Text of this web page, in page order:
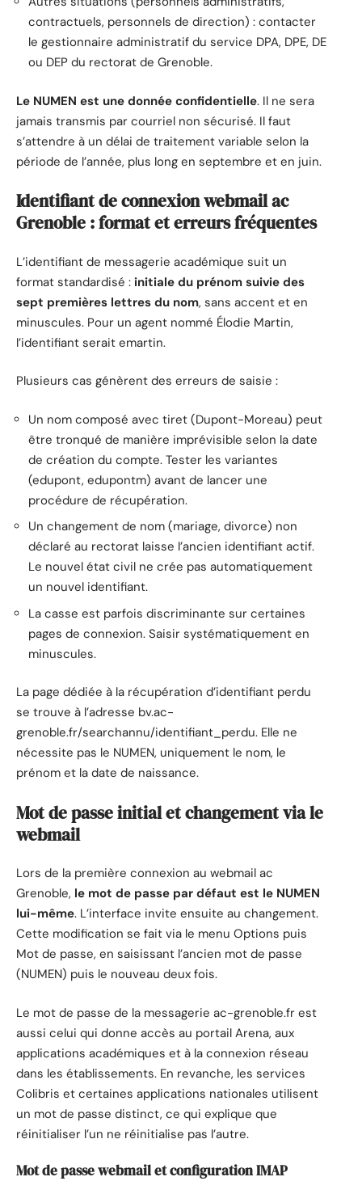
contractuels, personnels de direction) : contacter
le gestionnaire administratif du service DPA, DPE, DE
ou DEP du rectorat de Grenoble.
Le NUMEN est une donnée confidentielle. Il ne sera
jamais transmis par courriel non sécurisé. Il faut
s’attendre à un délai de traitement variable selon la
période de l’année, plus long en septembre et en juin.
Identifiant de connexion webmail ac
Grenoble : format et erreurs fréquentes
L’identifiant de messagerie académique suit un
format standardisé : initiale du prénom suivie des
sept premières lettres du nom, sans accent et en
minuscules. Pour un agent nommé Élodie Martin,
l’identifiant serait emartin.
Plusieurs cas génèrent des erreurs de saisie :
Un nom composé avec tiret (Dupont-Moreau) peut
être tronqué de manière imprévisible selon la date
de création du compte. Tester les variantes
(edupont, edupontm) avant de lancer une
procédure de récupération.
Un changement de nom (mariage, divorce) non
déclaré au rectorat laisse l’ancien identifiant actif.
Le nouvel état civil ne crée pas automatiquement
un nouvel identifiant.
La casse est parfois discriminante sur certaines
pages de connexion. Saisir systématiquement en
minuscules.
La page dédiée à la récupération d’identifiant perdu
se trouve à l’adresse bv.ac-
grenoble.fr/searchannu/identifiant_perdu. Elle ne
nécessite pas le NUMEN, uniquement le nom, le
prénom et la date de naissance.
Mot de passe initial et changement via le
webmail
Lors de la première connexion au webmail ac
Grenoble, le mot de passe par défaut est le NUMEN
lui-même. L’interface invite ensuite au changement.
Cette modification se fait via le menu Options puis
Mot de passe, en saisissant l’ancien mot de passe
(NUMEN) puis le nouveau deux fois.
Le mot de passe de la messagerie ac-grenoble.fr est
aussi celui qui donne accès au portail Arena, aux
applications académiques et à la connexion réseau
dans les établissements. En revanche, les services
Colibris et certaines applications nationales utilisent
un mot de passe distinct, ce qui explique que
réinitialiser l’un ne réinitialise pas l’autre.
Mot de passe webmail et configuration IMAP